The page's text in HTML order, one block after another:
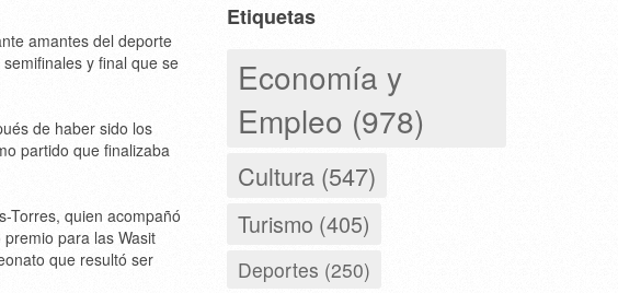
amantes del deporte
y final que se
de haber sido los
partido que finalizaba
Torres, quien acompañó
para las Wasit
que resultó ser
Etiquetas
Economía y
Empleo (978)
Cultura (547)
Turismo (405)
Deportes (250)